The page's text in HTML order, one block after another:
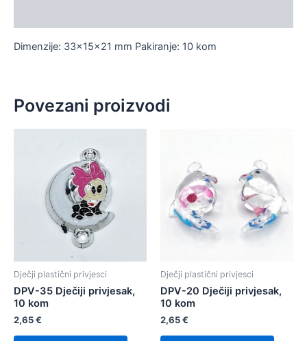
Dimenzije: 33x15x21 mm Pakiranje: 10 kom
Povezani proizvodi
Dječji plastični privjesci
DPV-35 Dječiji privjesak,
10 kom
2,65€
Dječji plastični privjesci
DPV-20 Dječiji privjesak,
10 kom
2,65€